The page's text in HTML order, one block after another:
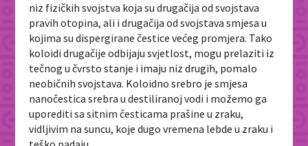
niz fizičkih svojstva koja su drugačija od svojstava
pravih otopina, ali i drugačija od svojstava smjesa u
kojima su dispergirane čestice većeg promjera. Tako
koloidi drugačije odbijaju svjetlost, mogu prelaziti iz
tečnog u čvrsto stanje i imaju niz drugih, pomalo
neobičnih svojstava. Koloidno srebro je smjesa
nanočestica srebra u destiliranoj vodi i možemo ga
uporediti sa sitnim česticama prašine u zraku,
vidljivim na suncu, koje dugo vremena lebde u zraku i